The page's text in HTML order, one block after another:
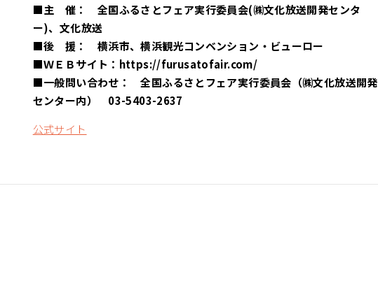
■主 催： 全国ふるさとフェア実行委員会(㈱文化放送開発センタ
ー)、文化放送
■後 援： 横浜市、横浜観光コンベンション・ビューロー
■ＷＥＢサイト：https://furusatofair.com/
■一般問い合わせ： 全国ふるさとフェア実行委員会（㈱文化放送開発
センター内） 03-5403-2637
公式サイト